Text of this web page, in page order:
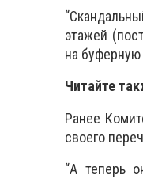
этажей
на
Читайте
Ранее
своего
“А теперь